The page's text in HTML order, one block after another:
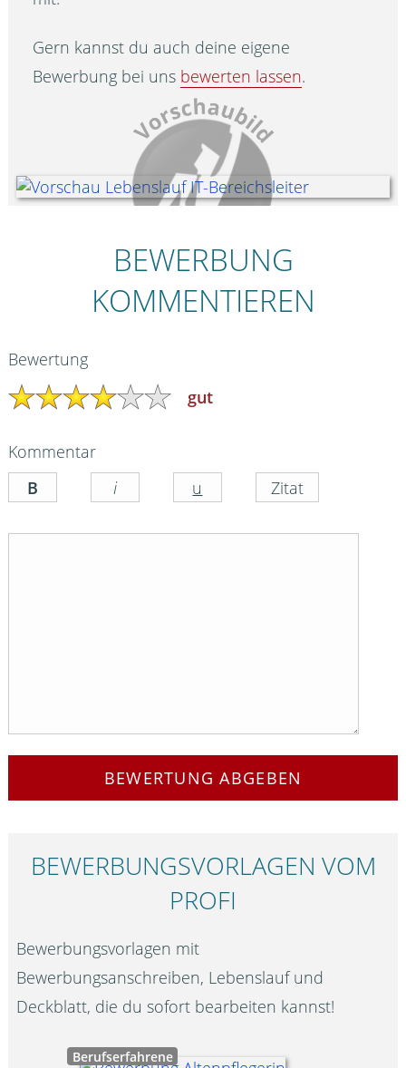
Gern kannst du auch deine eigene
Bewerbung bei uns bewerten lassen.
BEWERBUNG
KOMMENTIEREN
Bewertung
gut
Kommentar
BEWERTUNG ABGEBEN
BEWERBUNGS­VORLAGEN VOM
PROFI
Bewerbungsvorlagen mit
Bewerbungsanschreiben, Lebenslauf und
Deckblatt, die du sofort bearbeiten kannst!
Berufserfahrene